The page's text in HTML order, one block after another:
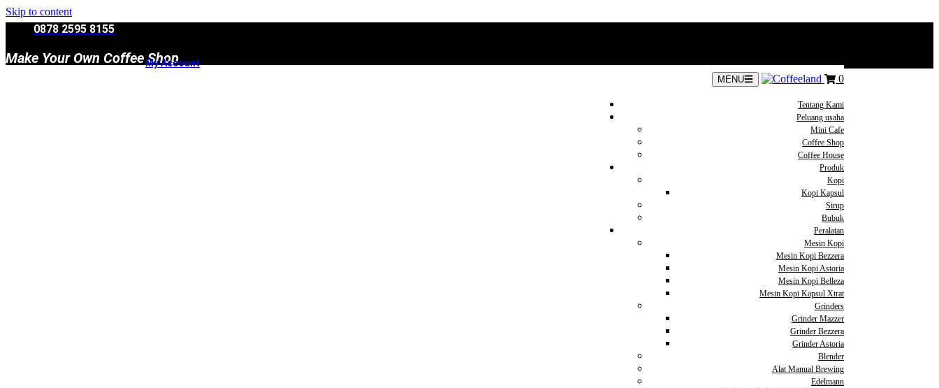
Skip to content
0878 2595 8155
Make Your Own Coffee Shop
My Account
MENU 0
Tentang Kami
Peluang usaha
Mini Cafe
Coffee Shop
Coffee House
Produk
Kopi
Kopi Kapsul
Sirup
Bubuk
Peralatan
Mesin Kopi
Mesin Kopi Bezzera
Mesin Kopi Astoria
Mesin Kopi Belleza
Mesin Kopi Kapsul Xtrat
Grinders
Grinder Mazzer
Grinder Bezzera
Grinder Astoria
Blender
Alat Manual Brewing
Edelmann